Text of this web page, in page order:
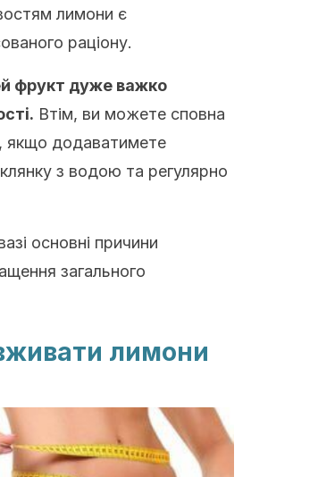
лимони є
раціону.
фрукт дуже важко
Втім, ви можете сповна
якщо додаватимете
з водою та регулярно
основні причини
загального
лимони